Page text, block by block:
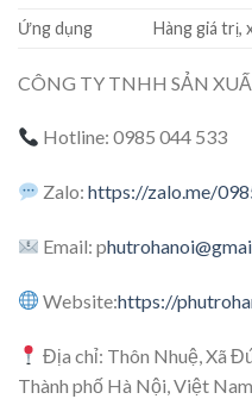
Ứng dụng
Hàng giá trị,
CÔNG TY TNHH SẢN
Hotline: 0985 044 533
Zalo:https://zalo.me/
Email: p
Website:https://
Địa chỉ: Thôn Nhuệ, Xã
Thành phố Hà Nội, Việt Nam